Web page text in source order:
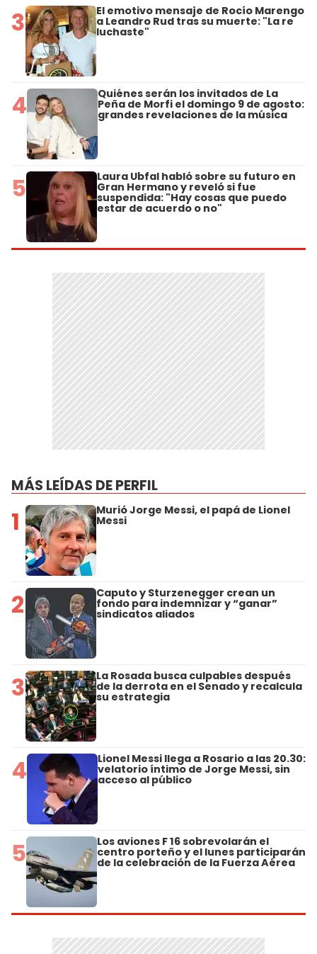
3 El emotivo mensaje de Rocío Marengo
a Leandro Rud tras su muerte: "La re
luchaste"
4 Quiénes serán los invitados de La
Peña de Morfi el domingo 9 de agosto:
grandes revelaciones de la música
5 Laura Ubfal habló sobre su futuro en
Gran Hermano y reveló si fue
suspendida: "Hay cosas que puedo
estar de acuerdo o no"
MÁS LEÍDAS DE PERFIL
1 Murió Jorge Messi, el papá de Lionel
Messi
2 Caputo y Sturzenegger crean un
fondo para indemnizar y “ganar”
sindicatos aliados
3 La Rosada busca culpables después
de la derrota en el Senado y recalcula
su estrategia
4 Lionel Messi llega a Rosario a las 20.30:
velatorio íntimo de Jorge Messi, sin
acceso al público
5 Los aviones F 16 sobrevolarán el
centro porteño y el lunes participarán
de la celebración de la Fuerza Aérea